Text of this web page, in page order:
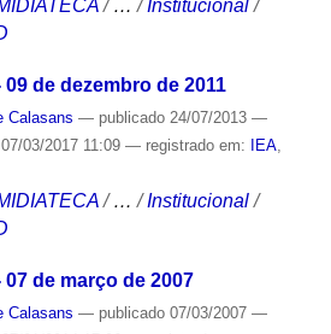
/…/Institucional /
09 de dezembro de 2011
Calasans — publicado24/07/2013 —
03/2017 11:09 — registrado em: IEA,
/…/Institucional /
07 de março de 2007
Calasans — publicado07/03/2007 —